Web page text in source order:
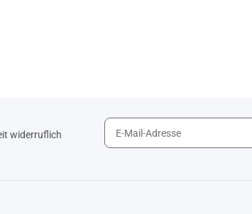
widerruflich